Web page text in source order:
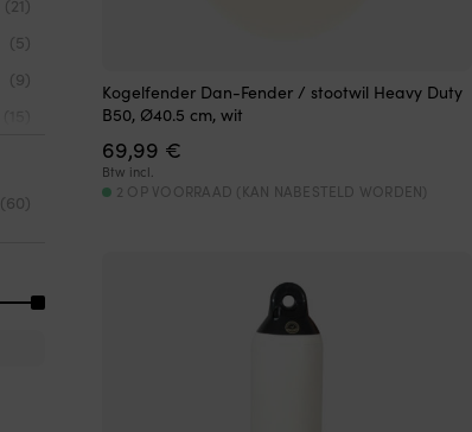
(3)
(21)
(5)
(9)
(60)
Kogelfender Dan-Fender / stootwil Heavy Duty
B50, Ø40.5 cm, wit
69,99 €
Btw incl.
2 OP VOORRAAD (KAN NABESTELD WORDEN)